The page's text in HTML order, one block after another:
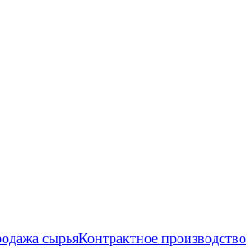
сырьяКонтрактное производство